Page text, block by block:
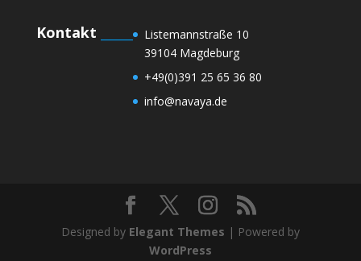
Kontakt
Listemannstraße 10
39104 Magdeburg
+49(0)391 25 65 36 80
info@navaya.de
Designed by Elegant Themes | Powered by
WordPress